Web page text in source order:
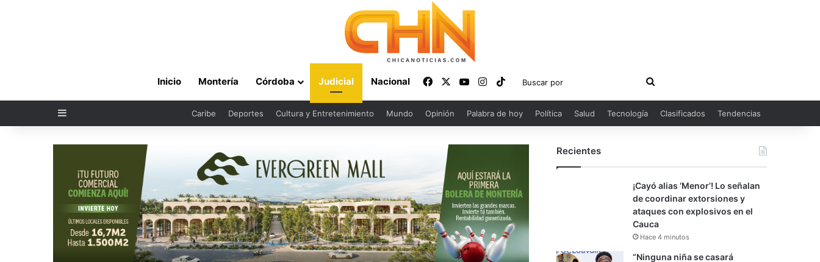
Inicio Montería Córdoba Judicial Nacional FacebookYouTubeInstagram
TikTok
Buscar
por
Sidebar Caribe Deportes Cultura y Entretenimiento Mundo Opinión Palabra de hoy Política Salud Tecnología Clasificados Tendencias
Recientes
¡Cayó alias ‘Menor’! Lo señalan
de coordinar extorsiones y
ataques con explosivos en el
Cauca
Hace 4 minutos
“Ninguna niña se casará